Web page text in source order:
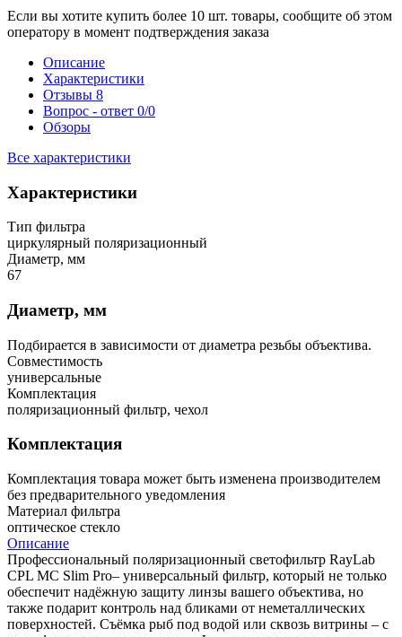
Если вы хотите купить более 10 шт. товары, сообщите об этом
оператору в момент подтверждения заказа
Описание
Характеристики
Отзывы 8
Вопрос - ответ 0/0
Обзоры
Все характеристики
Характеристики
Тип фильтра
циркулярный поляризационный
Диаметр, мм
67
Диаметр, мм
Подбирается в зависимости от диаметра резьбы объектива.
Совместимость
универсальные
Комплектация
поляризационный фильтр, чехол
Комплектация
Комплектация товара может быть изменена производителем
без предварительного уведомления
Материал фильтра
оптическое стекло
Описание
Профессиональный поляризационный светофильтр RayLab
CPL MC Slim Pro– универсальный фильтр, который не только
обеспечит надёжную защиту линзы вашего объектива, но
также подарит контроль над бликами от неметаллических
поверхностей. Съёмка рыб под водой или сквозь витрины – с